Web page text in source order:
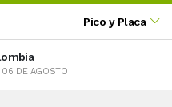
Pico y Placa
06 DE AGOSTO